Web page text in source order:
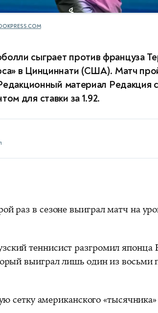
сыграет против француза
в Цинциннати (США). Матч
материал Редакция
для ставки за 1.92.
раз в сезоне выиграл матч на
теннисист разгромил японца
выиграл лишь один из
сетку американского